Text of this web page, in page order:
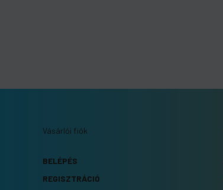
Vásárlói fiók
BELÉPÉS
REGISZTRÁCIÓ